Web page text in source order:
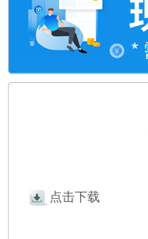
点击下载